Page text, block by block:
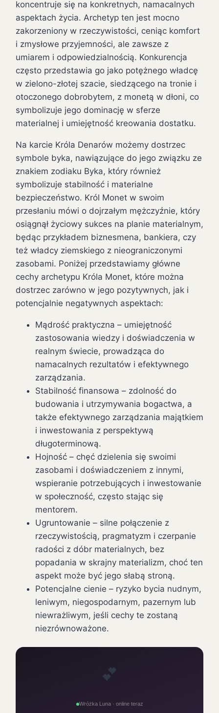
koncentruje się na konkretnych, namacalnych
aspektach życia. Archetyp ten jest mocno
zakorzeniony w rzeczywistości, ceniąc komfort
i zmysłowe przyjemności, ale zawsze z
umiarem i odpowiedzialnością. Konkurencja
często przedstawia go jako potężnego władcę
w zielono-złotej szacie, siedzącego na tronie i
otoczonego dobrobytem, z monetą w dłoni, co
symbolizuje jego dominację w sferze
materialnej i umiejętność kreowania dostatku.
Na karcie Króla Denarów możemy dostrzec
symbole byka, nawiązujące do jego związku ze
znakiem zodiaku Byka, który również
symbolizuje stabilność i materialne
bezpieczeństwo. Król Monet w swoim
przesłaniu mówi o dojrzałym mężczyźnie, który
osiągnął życiowy sukces na planie materialnym,
będąc przykładem biznesmena, bankiera, czy
też władcy ziemskiego z nieograniczonymi
zasobami. Poniżej przedstawiamy główne
cechy archetypu Króla Monet, które można
dostrzec zarówno w jego pozytywnych, jak i
potencjalnie negatywnych aspektach:
Mądrość praktyczna – umiejętność
zastosowania wiedzy i doświadczenia w
realnym świecie, prowadząca do
namacalnych rezultatów i efektywnego
zarządzania.
Stabilność finansowa – zdolność do
budowania i utrzymywania bogactwa, a
także efektywnego zarządzania majątkiem
i inwestowania z perspektywą
długoterminową.
Hojność – chęć dzielenia się swoimi
zasobami i doświadczeniem z innymi,
wspieranie potrzebujących i inwestowanie
w społeczność, często stając się
mentorem.
Ugruntowanie – silne połączenie z
rzeczywistością, pragmatyzm i czerpanie
radości z dóbr materialnych, bez
popadania w skrajny materializm, choć ten
aspekt może być jego słabą stroną.
Potencjalne cienie – ryzyko bycia nudnym,
leniwym, niegospodarnym, pazernym lub
niewrażliwym, jeśli cechy te zostaną
niezrównoważone.
💕
Wróżka Luna · online teraz